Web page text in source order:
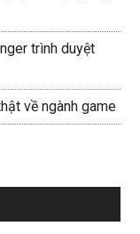
trình duyệt
về ngành game